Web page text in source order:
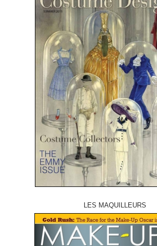
LES MAQUILLEURS